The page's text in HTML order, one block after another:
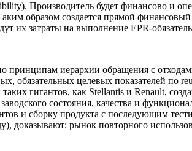
Производитель будет финансово и
образом создается прямой
их затраты на выполнение EPR-
принципам иерархии обращения с
обязательных целевых показателей по
гигантов, как Stellantis и Renault,
состояния, качества и
и сборку продукта с последующим
доказывают: рынок повторного